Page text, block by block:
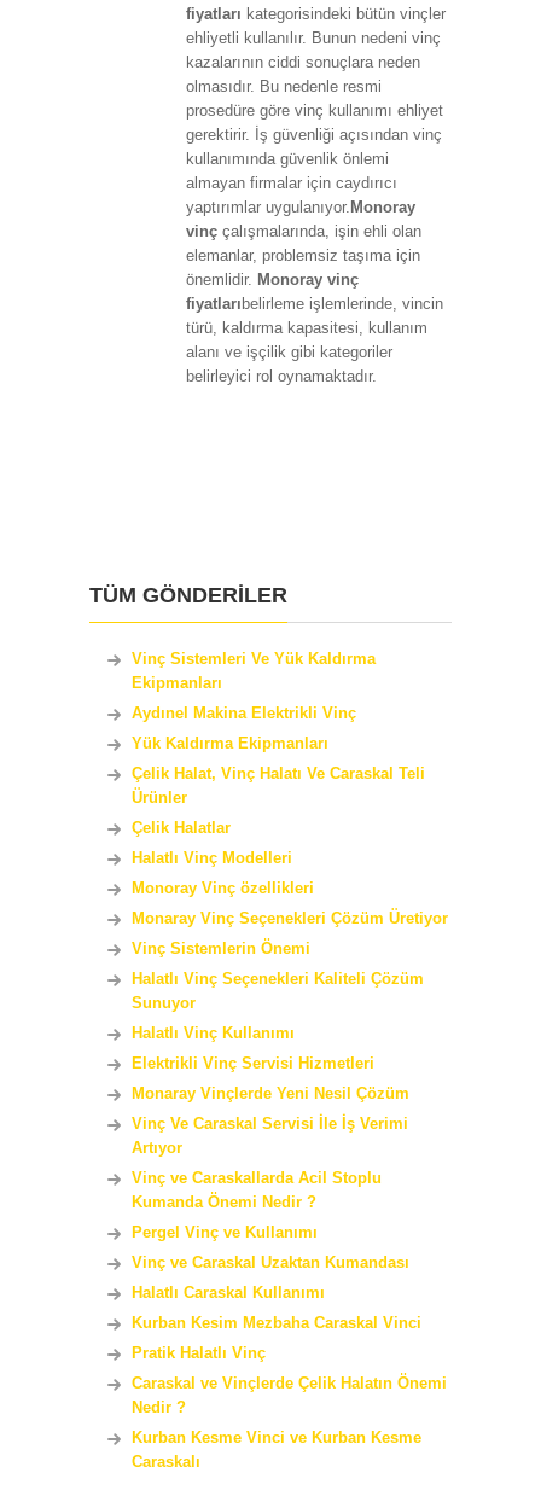
fiyatları kategorisindeki bütün vinçler
ehliyetli kullanılır. Bunun nedeni vinç
kazalarının ciddi sonuçlara neden
olmasıdır. Bu nedenle resmi
prosedüre göre vinç kullanımı ehliyet
gerektirir. İş güvenliği açısından vinç
kullanımında güvenlik önlemi
almayan firmalar için caydırıcı
yaptırımlar uygulanıyor. Monoray
vinç çalışmalarında, işin ehli olan
elemanlar, problemsiz taşıma için
önemlidir. Monoray vinç
fiyatları belirleme işlemlerinde, vincin
türü, kaldırma kapasitesi, kullanım
alanı ve işçilik gibi kategoriler
belirleyici rol oynamaktadır.
TÜM GÖNDERİLER
Vinç Sistemleri Ve Yük Kaldırma
Ekipmanları
Aydınel Makina Elektrikli Vinç
Yük Kaldırma Ekipmanları
Çelik Halat, Vinç Halatı Ve Caraskal Teli
Ürünler
Çelik Halatlar
Halatlı Vinç Modelleri
Monoray Vinç özellikleri
Monaray Vinç Seçenekleri Çözüm Üretiyor
Vinç Sistemlerin Önemi
Halatlı Vinç Seçenekleri Kaliteli Çözüm
Sunuyor
Halatlı Vinç Kullanımı
Elektrikli Vinç Servisi Hizmetleri
Monaray Vinçlerde Yeni Nesil Çözüm
Vinç Ve Caraskal Servisi İle İş Verimi
Artıyor
Vinç ve Caraskallarda Acil Stoplu
Kumanda Önemi Nedir ?
Pergel Vinç ve Kullanımı
Vinç ve Caraskal Uzaktan Kumandası
Halatlı Caraskal Kullanımı
Kurban Kesim Mezbaha Caraskal Vinci
Pratik Halatlı Vinç
Caraskal ve Vinçlerde Çelik Halatın Önemi
Nedir ?
Kurban Kesme Vinci ve Kurban Kesme
Caraskalı